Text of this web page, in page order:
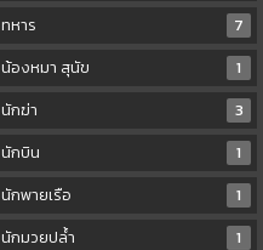
ทหาร
7
น้องหมา สุนัข
1
นักฆ่า
3
นักบิน
1
นักพายเรือ
1
นักมวยปล้ำ
1